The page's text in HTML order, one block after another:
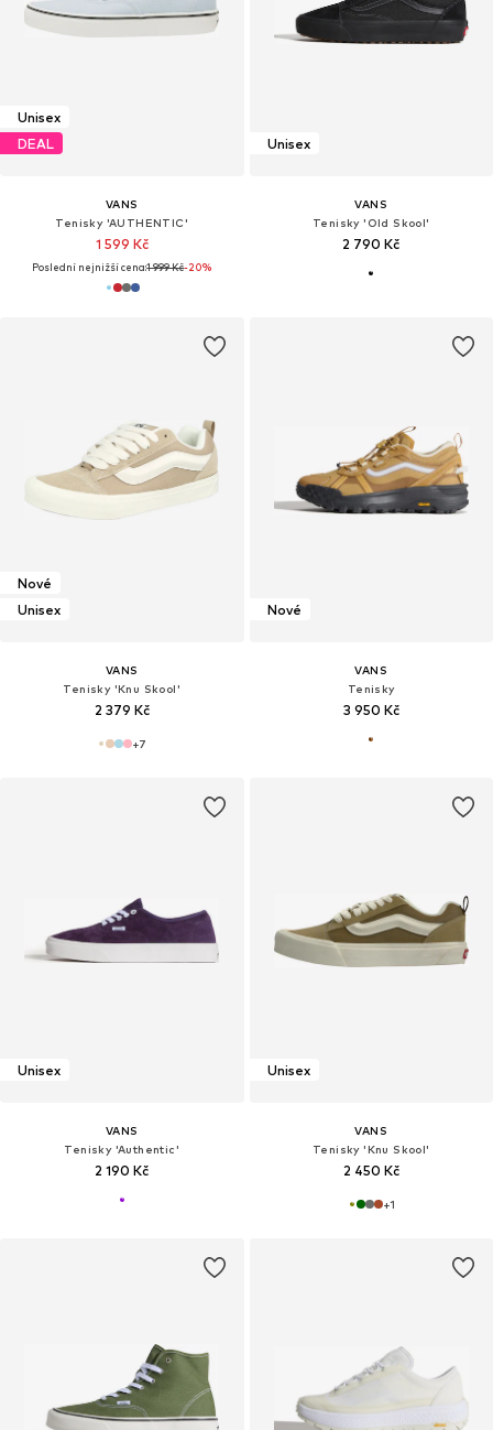
Unisex
DEAL
VANS
Tenisky 'AUTHENTIC'
1 599 Kč
Poslední nejnižší cena:1 999 Kč-20%
Unisex
VANS
Tenisky 'Old Skool'
2 790 Kč
Nové
Unisex
VANS
Tenisky 'Knu Skool'
2 379 Kč
+7
Nové
VANS
Tenisky
3 950 Kč
Unisex
VANS
Tenisky 'Authentic'
2 190 Kč
Unisex
VANS
Tenisky 'Knu Skool'
2 450 Kč
+1